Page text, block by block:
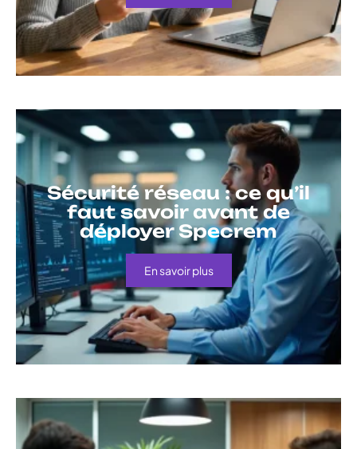
Sécurité réseau : ce qu’il
faut savoir avant de
déployer Specrem
En savoir plus